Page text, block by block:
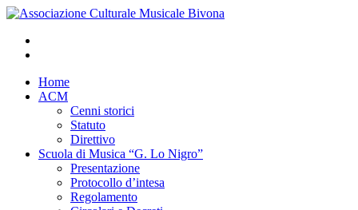
Home
ACM
Cenni storici
Statuto
Direttivo
Scuola di Musica “G. Lo Nigro”
Presentazione
Protocollo d’intesa
Regolamento